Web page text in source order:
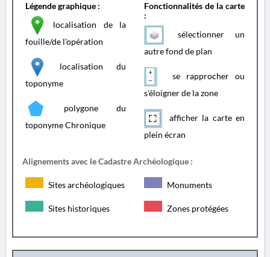
Légende graphique :
localisation de la
fouille/de l'opération
localisation du
toponyme
polygone du
toponyme Chronique
Fonctionnalités de la carte
:
sélectionner un
autre fond de plan
se rapprocher ou
s'éloigner de la zone
afficher la carte en
plein écran
Alignements avec le Cadastre Archéologique :
Sites archéologiques Monuments
Sites historiques Zones protégées